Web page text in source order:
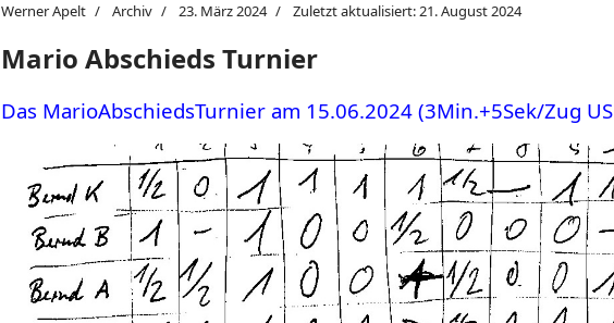
Werner Apelt Archiv 23. März 2024 Zuletzt aktualisiert: 21. August 2024
Mario Abschieds Turnier
Das MarioAbschiedsTurnier am 15.06.2024 (3Min.+5Sek/Zug